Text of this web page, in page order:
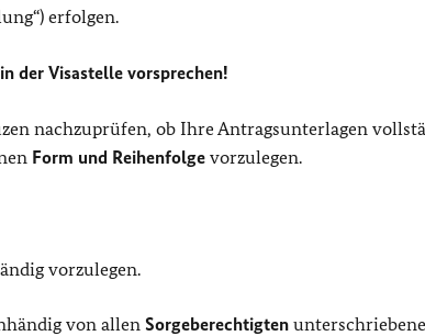
erfolgen.
der Visastelle vorsprechen!
nachzuprüfen, ob Ihre Antragsunterlagen
Form und Reihenfolge vorzulegen.
vorzulegen.
von allenSorgeberechtigten